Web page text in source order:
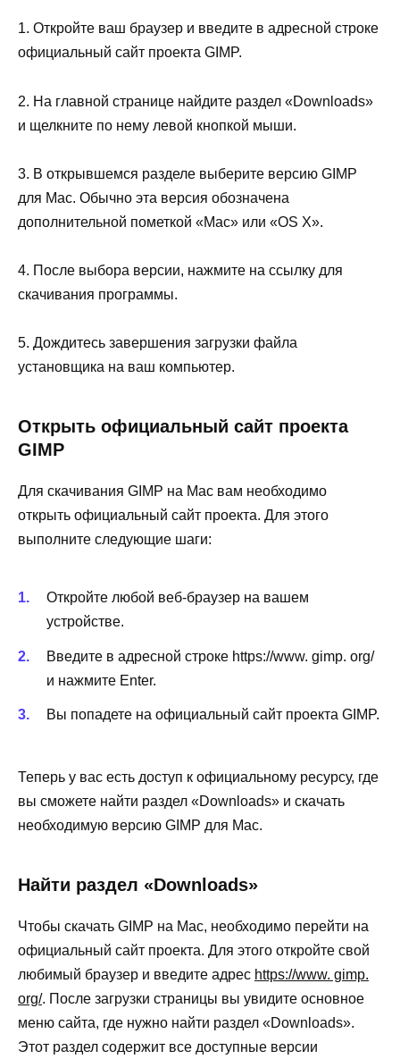
1. Откройте ваш браузер и введите в адресной строке
официальный сайт проекта GIMP.
2. На главной странице найдите раздел «Downloads»
и щелкните по нему левой кнопкой мыши.
3. В открывшемся разделе выберите версию GIMP
для Mac. Обычно эта версия обозначена
дополнительной пометкой «Mac» или «OS X».
4. После выбора версии, нажмите на ссылку для
скачивания программы.
5. Дождитесь завершения загрузки файла
установщика на ваш компьютер.
Открыть официальный сайт проекта
GIMP
Для скачивания GIMP на Mac вам необходимо
открыть официальный сайт проекта. Для этого
выполните следующие шаги:
Откройте любой веб-браузер на вашем
устройстве.
Введите в адресной строке https://www. gimp. org/
и нажмите Enter.
Вы попадете на официальный сайт проекта GIMP.
Теперь у вас есть доступ к официальному ресурсу, где
вы сможете найти раздел «Downloads» и скачать
необходимую версию GIMP для Mac.
Найти раздел «Downloads»
Чтобы скачать GIMP на Mac, необходимо перейти на
официальный сайт проекта. Для этого откройте свой
любимый браузер и введите адрес https://www. gimp.
org/. После загрузки страницы вы увидите основное
меню сайта, где нужно найти раздел «Downloads».
Этот раздел содержит все доступные версии